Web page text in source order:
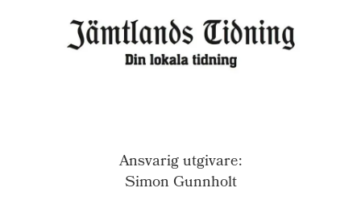
Ansvarig utgivare:
Simon Gunnholt